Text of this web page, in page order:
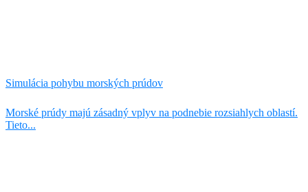
Simulácia pohybu morských prúdov
Morské prúdy majú zásadný vplyv na podnebie rozsiahlych oblastí.
Tieto...